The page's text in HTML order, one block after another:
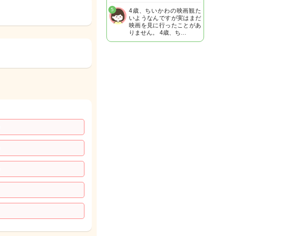
4歳、ちいかわの映画観た
いようなんですが実はまだ
映画を見に行ったことがあ
りません。 4歳、ち…
5